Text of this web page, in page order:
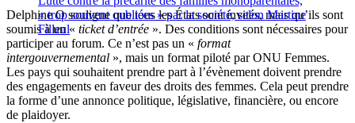
« trop souvent oubliées » par la société, selon Martine
Filleul
Delphine O souligne que tous les États sont invités, mais qu’ils sont
soumis à un « ticket d’entrée ». Des conditions sont nécessaires pour
participer au forum. Ce n’est pas un « format
intergouvernemental », mais un format piloté par ONU Femmes.
Les pays qui souhaitent prendre part à l’évènement doivent prendre
des engagements en faveur des droits des femmes. Cela peut prendre
la forme d’une annonce politique, législative, financière, ou encore
de plaidoyer.